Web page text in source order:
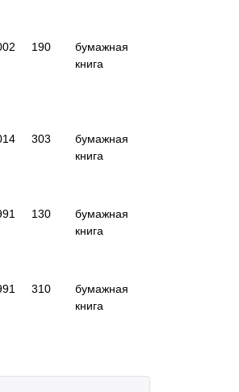
190
бумажная
книга
303
бумажная
книга
130
бумажная
книга
310
бумажная
книга